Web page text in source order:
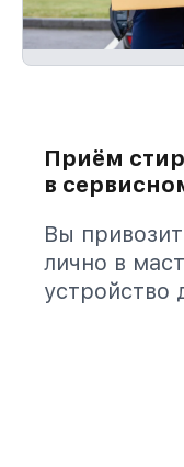
Приём
в
Вы
лично в
устройство